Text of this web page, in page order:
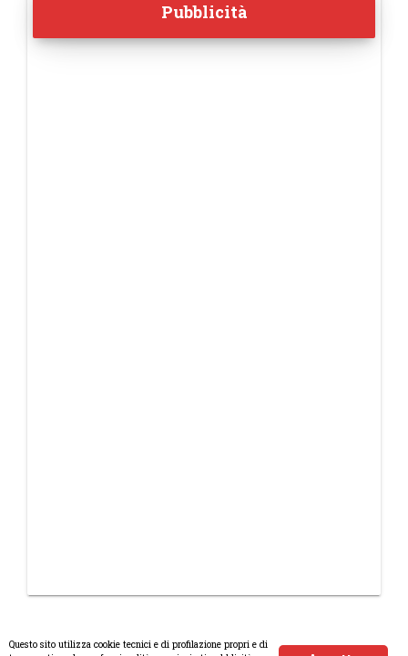
Pubblicità
Questo sito utilizza cookie tecnici e di profilazione propri e di